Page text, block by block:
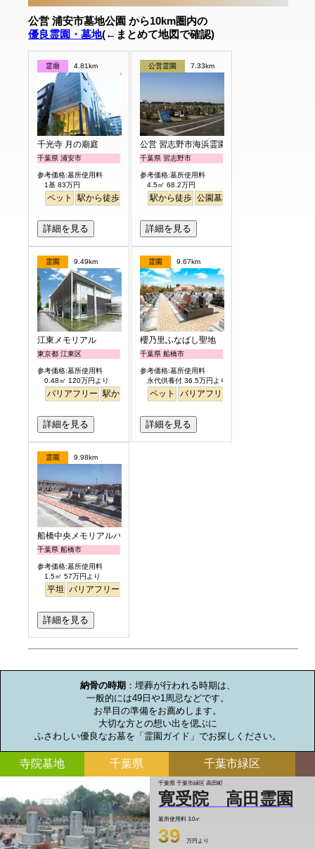
公営 浦安市墓地公園 から10km圏内の
優良霊園・墓地(←まとめて地図で確認)
霊廟 4.81km
千光寺 月の廟庭
千葉県 浦安市
参考価格:墓所使用料
1基 83万円
ペット 駅から徒歩
詳細を見る
公営霊園 7.33km
公営 習志野市海浜霊園
千葉県 習志野市
参考価格:墓所使用料
4.5㎡ 68.2万円
駅から徒歩 公園墓地
詳細を見る
霊園 9.49km
江東メモリアル
東京都 江東区
参考価格:墓所使用料
0.48㎡ 120万円より
バリアフリー 駅から徒歩 平坦 永代供養
詳細を見る
霊園 9.67km
櫻乃里ふなばし聖地
千葉県 船橋市
参考価格:墓所使用料
永代供養付 36.5万円より
ペット バリアフリー
詳細を見る
霊園 9.98km
船橋中央メモリアルパーク
千葉県 船橋市
参考価格:墓所使用料
1.5㎡ 57万円より
平坦 バリアフリー
詳細を見る
納骨の時期 ：埋葬が行われる時期は、
一般的には49日や1周忌などです。
お早目の準備をお薦めします。
大切な方との想い出を偲ぶに
ふさわしい優良なお墓を「霊園ガイド」でお探しください。
寺院墓地 千葉県 千葉市緑区
千葉県 千葉市緑区 高田町
寛受院 高田霊園
墓所使用料 3.0㎡
39 万円より